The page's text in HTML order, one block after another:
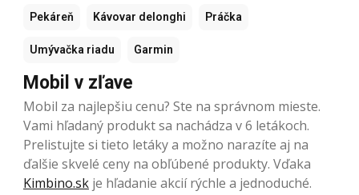
Pekáreň Kávovar delonghi Práčka
Umývačka riadu Garmin
Mobil v zľave
Mobil za najlepšiu cenu? Ste na správnom mieste.
Vami hľadaný produkt sa nachádza v 6 letákoch.
Prelistujte si tieto letáky a možno narazíte aj na
ďalšie skvelé ceny na obľúbené produkty. Vďaka
Kimbino.sk je hľadanie akcií rýchle a jednoduché.